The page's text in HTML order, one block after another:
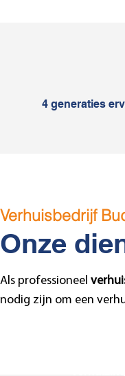
4 generaties
Verhuisbedrijf
Onze
Als professioneel
nodig zijn om een